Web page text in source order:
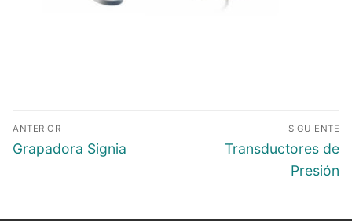
Navegación
de
ANTERIOR
Entrada
Grapadora Signia
SIGUIENTE
Entrada
Transductores de
Presión